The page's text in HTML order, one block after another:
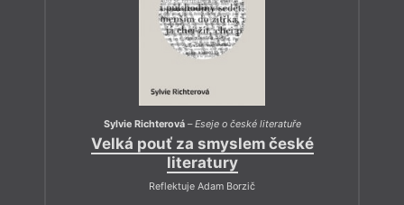
Sylvie Richterová–Eseje o české literatuře
Velká pouť za smyslem české
literatury
Reflektuje Adam Borzič